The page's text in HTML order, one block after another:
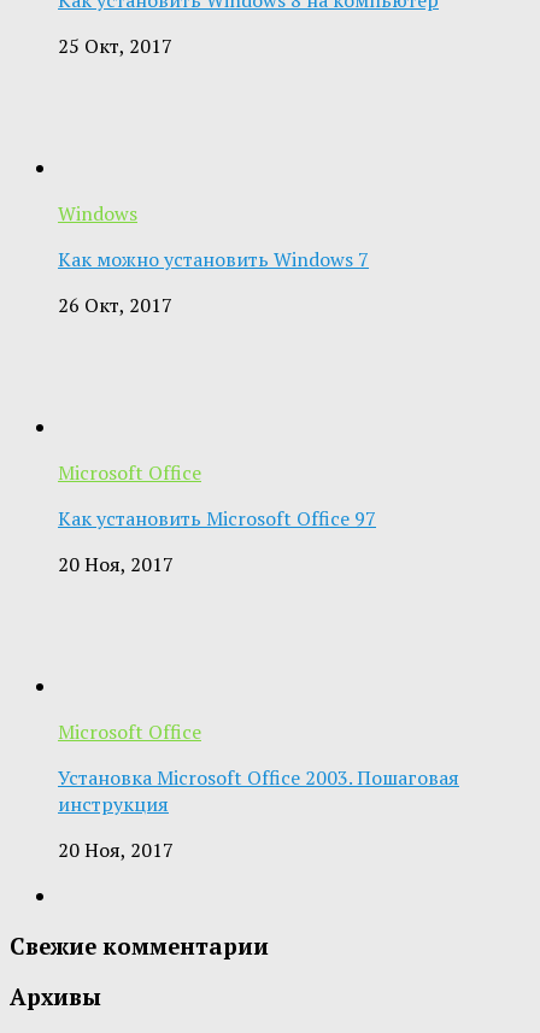
25 Окт, 2017
Windows
Как можно установить Windows 7
26 Окт, 2017
Microsoft Office
Как установить Microsoft Office 97
20 Ноя, 2017
Microsoft Office
Установка Microsoft Office 2003. Пошаговая
инструкция
20 Ноя, 2017
Свежие комментарии
Архивы